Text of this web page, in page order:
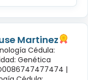
Martinez
Cédula:
Genética
|